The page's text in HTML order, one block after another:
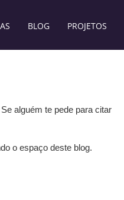
BLOG PROJETOS
alguém te pede para citar
o espaço deste blog.